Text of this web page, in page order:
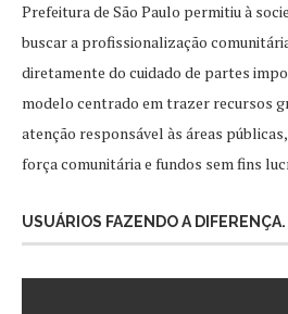
Prefeitura de São Paulo permitiu à
buscar a profissionalização
diretamente do cuidado de partes
modelo centrado em trazer recursos
atenção responsável às áreas
força comunitária e fundos sem fins
USUÁRIOS FAZENDO A DIFERENÇA.